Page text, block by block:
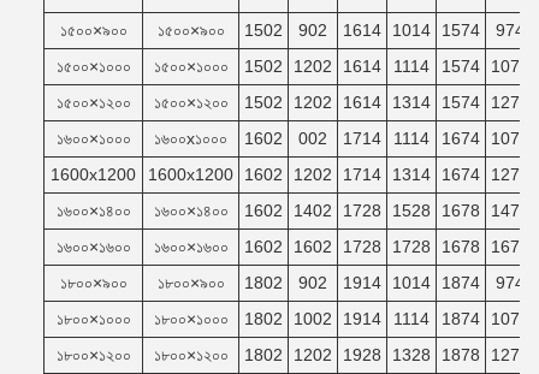
১৫০০×৯০০
১৫০০×৯০০ 1502 902 1614 1014 1574
974
১৫০০×১০০০
১৫০০×১০০০ 1502 1202 1614 1114 1574
1074
১৫০০×১২০০
১৫০০×১২০০ 1502 1202 1614 1314 1574
1274
১৬০০×১০০০
১৬০০x১০০০ 1602 002 1714 1114 1674
1074
1600x1200
1600x1200 1602 1202 1714 1314 1674
1274
১৬০০×১৪০০
১৬০০×১৪০০ 1602 1402 1728 1528 1678
1478
১৬০০×১৬০০
১৬০০×১৬০০ 1602 1602 1728 1728 1678
1678
১৮০০×৯০০
১৮০০×৯০০ 1802 902 1914 1014 1874
974
১৮০০×১০০০
১৮০০×১০০০ 1802 1002 1914 1114 1874
1074
১৮০০×১২০০
১৮০০×১২০০ 1802 1202 1928 1328 1878
1278